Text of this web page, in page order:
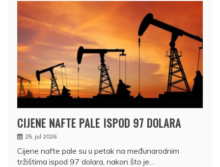
CIJENE NAFTE PALE ISPOD 97 DOLARA
25. jul 2026.
Cijene nafte pale su u petak na međunarodnim
tržištima ispod 97 dolara, nakon što je…